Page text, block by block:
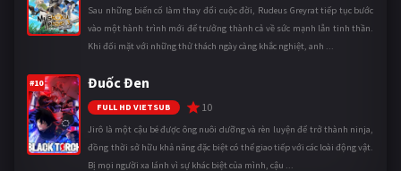
Sau những biến cố làm thay đổi cuộc đời, Rudeus Greyrat tiếp tục bước
vào một hành trình mới để trưởng thành cả về sức mạnh lẫn tinh thần.
Khi đối mặt với những thử thách ngày càng khắc nghiệt, anh ...
#10 Đuốc Đen
FULL HD VIETSUB 10
Jirô là một cậu bé được ông nuôi dưỡng và rèn luyện để trở thành ninja,
đồng thời sở hữu khả năng đặc biệt có thể giao tiếp với các loài động vật.
Bị mọi người xa lánh vì sự khác biệt của mình, cậu ...